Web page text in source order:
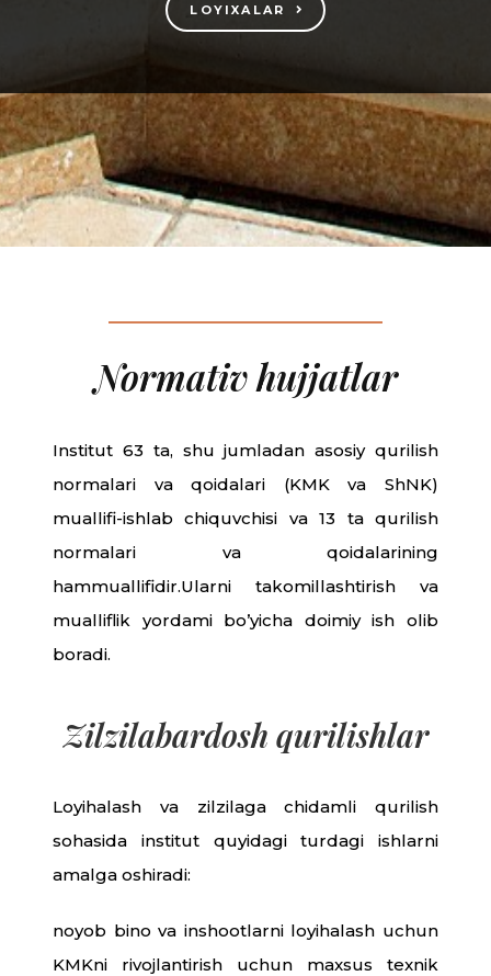
LOYIXALAR
Normativ hujjatlar
Institut 63 ta, shu jumladan asosiy qurilish
normalari va qoidalari (KMK va ShNK)
muallifi-ishlab chiquvchisi va 13 ta qurilish
normalari va qoidalarining
hammuallifidir.Ularni takomillashtirish va
mualliflik yordami bo’yicha doimiy ish olib
boradi.
Zilzilabardosh qurilishlar
Loyihalash va zilzilaga chidamli qurilish
sohasida institut quyidagi turdagi ishlarni
amalga oshiradi:
noyob bino va inshootlarni loyihalash uchun
KMKni rivojlantirish uchun maxsus texnik